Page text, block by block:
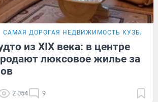
САМАЯ ДОРОГАЯ НЕДВИЖИМОСТЬ КУЗБАССА
из XIX века: в центре
люксовое жилье за
2 054 9